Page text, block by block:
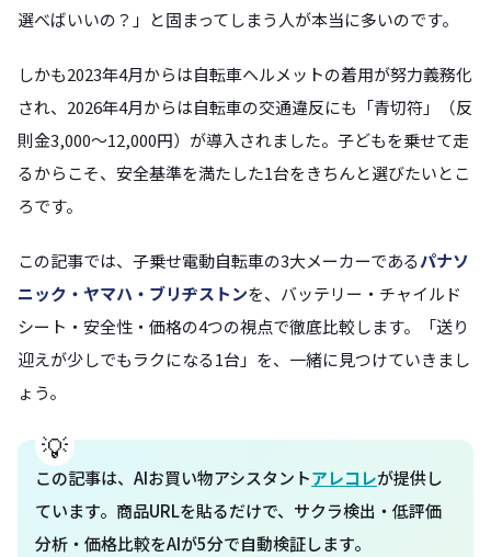
選べばいいの？」と固まってしまう人が本当に多いのです。
しかも2023年4月からは自転車ヘルメットの着用が努力義務化
され、2026年4月からは自転車の交通違反にも「青切符」（反
則金3,000〜12,000円）が導入されました。子どもを乗せて走
るからこそ、安全基準を満たした1台をきちんと選びたいとこ
ろです。
この記事では、子乗せ電動自転車の3大メーカーであるパナソ
ニック・ヤマハ・ブリヂストンを、バッテリー・チャイルド
シート・安全性・価格の4つの視点で徹底比較します。「送り
迎えが少しでもラクになる1台」を、一緒に見つけていきまし
ょう。
この記事は、AIお買い物アシスタントアレコレが提供し
ています。商品URLを貼るだけで、サクラ検出・低評価
分析・価格比較をAIが5分で自動検証します。